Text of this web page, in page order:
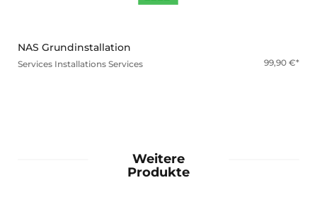
NAS Grundinstallation
Services Installations Services 99,90 €
Weitere
Produkte